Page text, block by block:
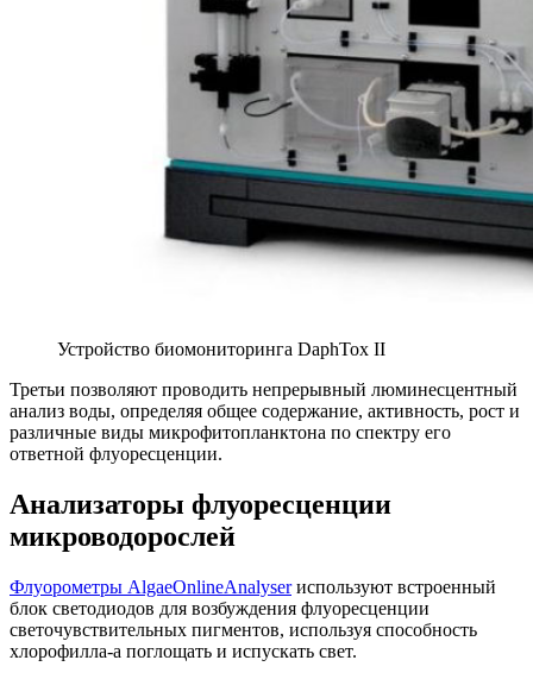
Устройство биомониторинга DaphTox II
Третьи позволяют проводить непрерывный люминесцентный
анализ воды, определяя общее содержание, активность, рост и
различные виды микрофитопланктона по спектру его
ответной флуоресценции.
Анализаторы флуоресценции
микроводорослей
Флуорометры AlgaeOnlineAnalyserиспользуют встроенный
блок светодиодов для возбуждения флуоресценции
светочувствительных пигментов, используя способность
хлорофилла-а поглощать и испускать свет.